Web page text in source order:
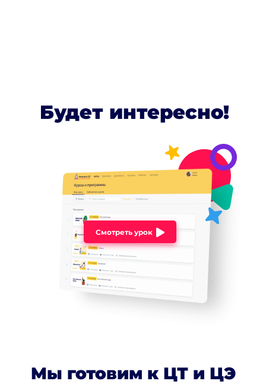
Будет интересно!
Смотреть урок
Мы готовим к ЦТ и ЦЭ